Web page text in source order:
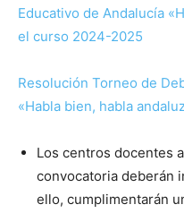
Educativo de Andalucía
el curso 2024-2025
Resolución Torneo de
«Habla bien, habla
Los centros docentes
convocatoria deberán
ello, cumplimentarán